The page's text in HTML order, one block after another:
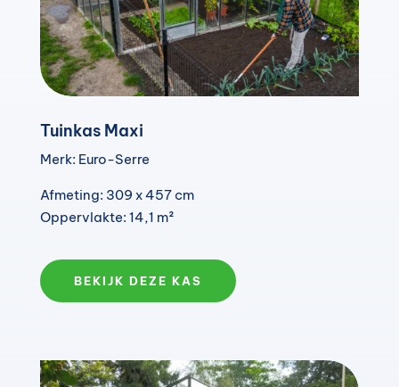
Tuinkas Maxi
Merk: Euro-Serre
Afmeting: 309 x 457 cm
Oppervlakte: 14,1 m²
BEKIJK DEZE KAS